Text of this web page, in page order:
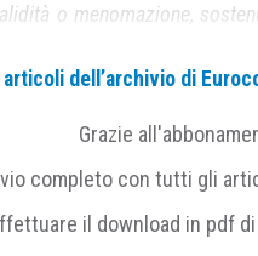
o menomazione,
chiarimenti oggetto della
se sia necessaria la
dihandicapoppure sia
dell’archivio di
Grazie
completo con tutti gli
il download in pdf